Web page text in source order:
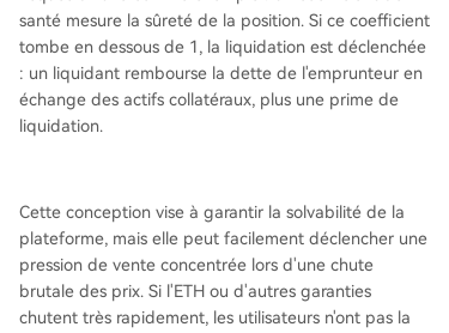
santé mesure la sûreté de la position. Si ce coefficient
tombe en dessous de 1, la liquidation est déclenchée
: un liquidant rembourse la dette de l'emprunteur en
échange des actifs collatéraux, plus une prime de
liquidation.
Cette conception vise à garantir la solvabilité de la
plateforme, mais elle peut facilement déclencher une
pression de vente concentrée lors d'une chute
brutale des prix. Si l'ETH ou d'autres garanties
chutent très rapidement, les utilisateurs n'ont pas la